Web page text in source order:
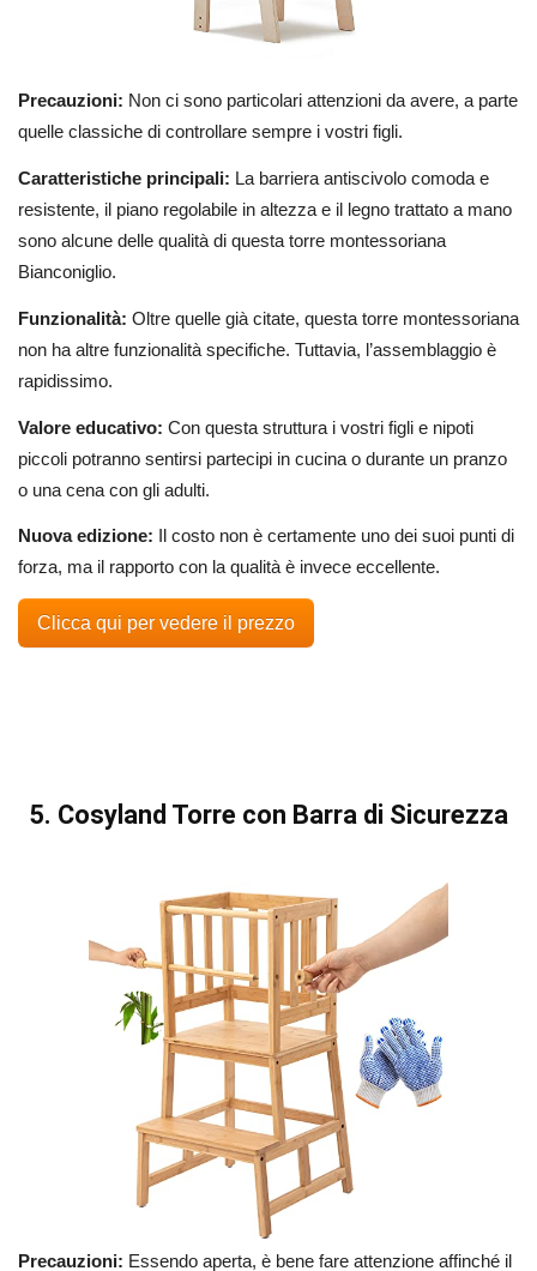
Precauzioni: Non ci sono particolari attenzioni da avere, a parte
quelle classiche di controllare sempre i vostri figli.
Caratteristiche principali: La barriera antiscivolo comoda e
resistente, il piano regolabile in altezza e il legno trattato a mano
sono alcune delle qualità di questa torre montessoriana
Bianconiglio.
Funzionalità: Oltre quelle già citate, questa torre montessoriana
non ha altre funzionalità specifiche. Tuttavia, l’assemblaggio è
rapidissimo.
Valore educativo: Con questa struttura i vostri figli e nipoti
piccoli potranno sentirsi partecipi in cucina o durante un pranzo
o una cena con gli adulti.
Nuova edizione: Il costo non è certamente uno dei suoi punti di
forza, ma il rapporto con la qualità è invece eccellente.
Clicca qui per vedere il prezzo
5. Cosyland Torre con Barra di Sicurezza
Precauzioni: Essendo aperta, è bene fare attenzione affinché il